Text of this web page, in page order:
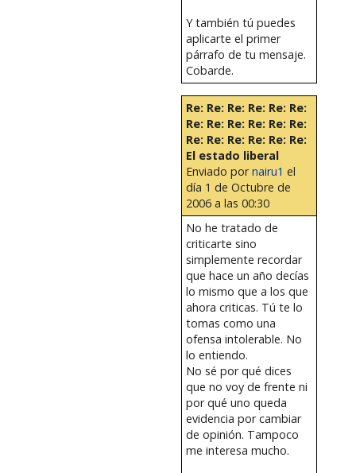
Y también tú puedes
aplicarte el primer
párrafo de tu mensaje.
Cobarde.
Re: Re: Re: Re: Re: Re:
Re: Re: Re: Re: Re: Re:
Re: Re: Re: Re: Re: Re:
El estado liberal
Enviado pornairu1 el
día 1 de Octubre de
2006 a las 00:30
No he tratado de
criticarte sino
simplemente recordar
que hace un año decías
lo mismo que a los que
ahora criticas. Tú te lo
tomas como una
ofensa intolerable. No
lo entiendo.
No sé por qué dices
que no voy de frente ni
por qué uno queda
evidencia por cambiar
de opinión. Tampoco
me interesa mucho.